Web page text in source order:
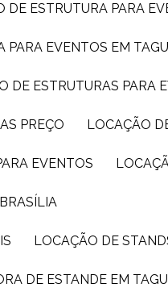
DE ESTRUTURA PARA
PARA EVENTOS EM
DE ESTRUTURAS PARA
PREÇO LOCAÇÃO
EVENTOS
LOCAÇÃO DE
DE ESTANDE EM